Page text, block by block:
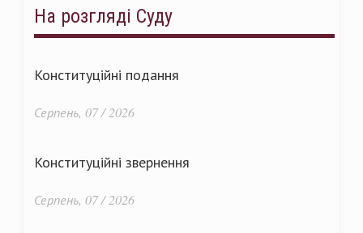
На розгляді Суду
Конституційні подання
Серпень, 07 / 2026
Конституційні звернення
Серпень, 07 / 2026